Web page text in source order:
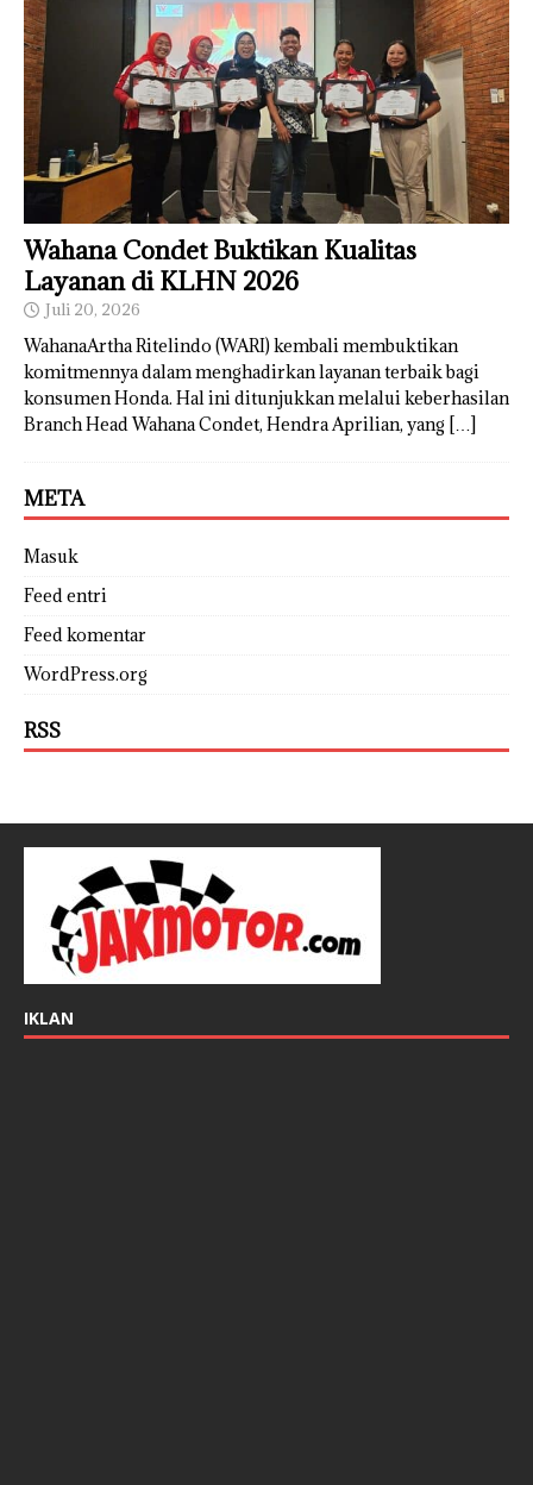
Wahana Condet Buktikan Kualitas
Layanan di KLHN 2026
Juli 20, 2026
WahanaArtha Ritelindo (WARI) kembali membuktikan
komitmennya dalam menghadirkan layanan terbaik bagi
konsumen Honda. Hal ini ditunjukkan melalui keberhasilan
Branch Head Wahana Condet, Hendra Aprilian, yang […]
META
Masuk
Feed entri
Feed komentar
WordPress.org
RSS
IKLAN